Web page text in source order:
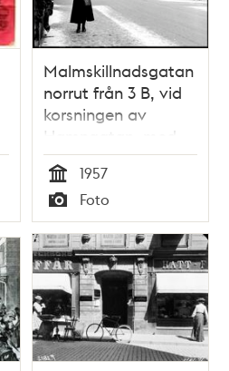
Malmskillnadsgatan
norrut från 3 B, vid
korsningen av
Hamngatan, med
den hängande
skylten för
handskaffären J.
Lagerholms
Efterträdare.
Tid
1957
Typ
Foto